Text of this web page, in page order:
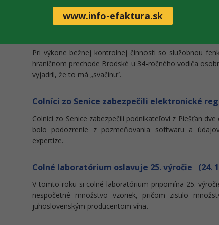
spravovanie tovarov a služieb.
Pri výkone bežnej kontrolnej činnosti so služobnou
hraničnom prechode Brodské u 34-ročného vodiča
vyjadril, že to má „svačinu“.
Colníci zo Senice zabezpečili elektronické
Colníci zo Senice zabezpečili podnikateľovi z Piešťan
bolo podozrenie z pozmeňovania softwaru a
expertíze.
Colné laboratórium oslavuje 25. výročie (24.
V tomto roku si colné laboratórium pripomína 25.
nespočetné množstvo vzoriek, pričom zistilo
juhoslovenským producentom vína.
www.info-efaktura.sk